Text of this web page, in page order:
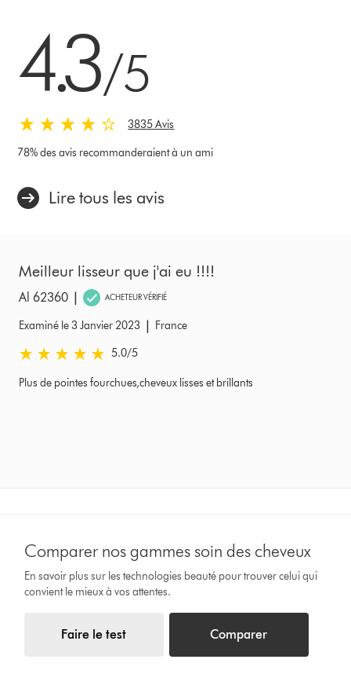
4.3/5
3835 Avis
78% des avis recommanderaient à un ami
Lire tous les avis
Meilleur lisseur que j'ai eu !!!!
Al 62360 | ACHETEUR VÉRIFIÉ
Examiné le 3 Janvier 2023 |
France
5.0 stars out of 5 from Examiné le 3 Janvier 2023 Avis
5.0/5
Plus de pointes fourchues,cheveux lisses et brillants
Comparer nos gammes soin des cheveux
En savoir plus sur les technologies beauté pour trouver celui qui
convient le mieux à vos attentes.
Faire le test Comparer